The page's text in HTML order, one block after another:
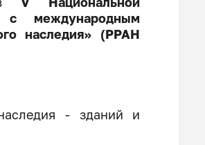
с международным
наследия» (РРАН
- зданий и